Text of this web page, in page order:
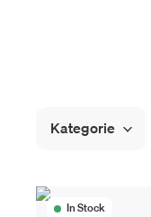
Kategorie
In Stock